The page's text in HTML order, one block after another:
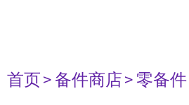
首页> 备件商店> 零备件